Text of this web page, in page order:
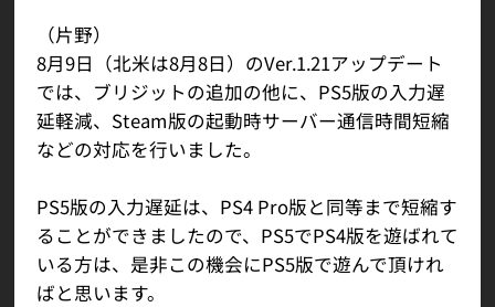
（片野）
8月9日（北米は8月8日）のVer.1.21アップデート
では、ブリジットの追加の他に、PS5版の入力遅
延軽減、Steam版の起動時サーバー通信時間短縮
などの対応を行いました。
PS5版の入力遅延は、PS4 Pro版と同等まで短縮す
ることができましたので、PS5でPS4版を遊ばれて
いる方は、是非この機会にPS5版で遊んで頂けれ
ばと思います。